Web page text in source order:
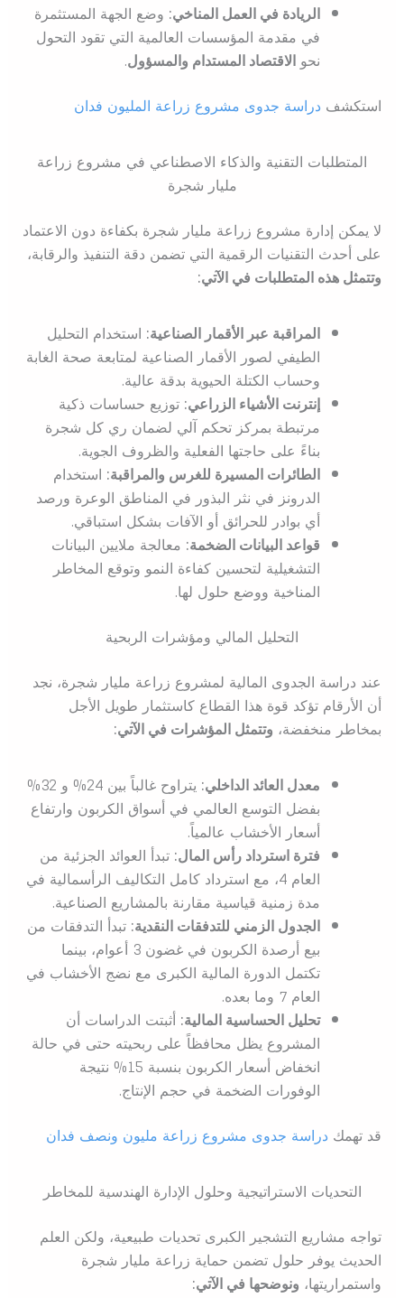
الريادة في العمل المناخي:وضع الجهة المستثمرة
في مقدمة المؤسسات العالمية التي تقود التحول
نحو الاقتصاد المستدام والمسؤول.
استكشف دراسة جدوى مشروع زراعة المليون فدان
المتطلبات التقنية والذكاء الاصطناعي في مشروع زراعة
مليار شجرة
لا يمكن إدارة مشروع زراعة مليار شجرة بكفاءة دون الاعتماد
على أحدث التقنيات الرقمية التي تضمن دقة التنفيذ والرقابة،
وتتمثل هذه المتطلبات في الآتي:
المراقبة عبر الأقمار الصناعية:استخدام التحليل
الطيفي لصور الأقمار الصناعية لمتابعة صحة الغابة
وحساب الكتلة الحيوية بدقة عالية.
إنترنت الأشياء الزراعي:توزيع حساسات ذكية
مرتبطة بمركز تحكم آلي لضمان ري كل شجرة
بناءً على حاجتها الفعلية والظروف الجوية.
الطائرات المسيرة للغرس والمراقبة:استخدام
الدرونز في نثر البذور في المناطق الوعرة ورصد
أي بوادر للحرائق أو الآفات بشكل استباقي.
قواعد البيانات الضخمة:معالجة ملايين البيانات
التشغيلية لتحسين كفاءة النمو وتوقع المخاطر
المناخية ووضع حلول لها.
التحليل المالي ومؤشرات الربحية
عند دراسة الجدوى المالية لمشروع زراعة مليار شجرة، نجد
أن الأرقام تؤكد قوة هذا القطاع كاستثمار طويل الأجل
بمخاطر منخفضة، وتتمثل المؤشرات في الآتي:
معدل العائد الداخلي:
يتراوح غالباً بين 24% و 32%
بفضل التوسع العالمي في أسواق الكربون وارتفاع
أسعار الأخشاب عالمياً.
فترة استرداد رأس المال:تبدأ العوائد الجزئية من
العام 4، مع استرداد كامل التكاليف الرأسمالية في
مدة زمنية قياسية مقارنة بالمشاريع الصناعية.
الجدول الزمني للتدفقات النقدية:تبدأ التدفقات من
بيع أرصدة الكربون في غضون 3 أعوام، بينما
تكتمل الدورة المالية الكبرى مع نضج الأخشاب في
العام 7 وما بعده.
تحليل الحساسية المالية:أثبتت الدراسات أن
المشروع يظل محافظاً على ربحيته حتى في حالة
انخفاض أسعار الكربون بنسبة 15% نتيجة
الوفورات الضخمة في حجم الإنتاج.
قد تهمك دراسة جدوى مشروع زراعة مليون ونصف فدان
التحديات الاستراتيجية وحلول الإدارة الهندسية للمخاطر
تواجه مشاريع التشجير الكبرى تحديات طبيعية، ولكن العلم
الحديث يوفر حلول تضمن حماية زراعة مليار شجرة
واستمراريتها، ونوضحها في الآتي: